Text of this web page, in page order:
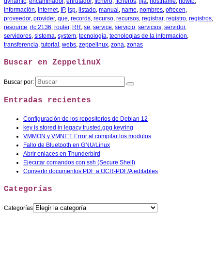
información internet, IP, isp listado manual name nombres ofrecen
proveedor, provider, que records recurso recursos registrar, registro registros
resource rfc 2136 router, RR se service servicio servicios servidor,
servidores sistema system tecnologia tecnologias de la informacion
transferencia tutorial webs zeppelinux zona zonas
Buscar en ZeppelinuX
Buscar por:
Entradas recientes
Configuración de los repositorios de Debian 12
key is stored in legacy trusted.gpg keyring
VMMON y VMNET: Error al compilar los modulos
Fallo de Bluetooth en GNU/Linux
Abrir enlaces en Thunderbird
Ejecutar comandos con ssh (Secure Shell)
Convertir documentos PDF a OCR-PDF/A editables
Categorías
Categorías